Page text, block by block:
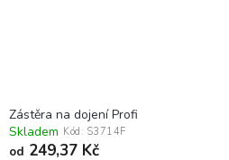
Zástěra na dojení Profi
Skladem Kód: S3714F
od 249,37 Kč